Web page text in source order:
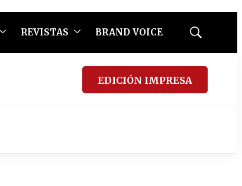
REVISTAS BRAND VOICE
Mostrar
EDICIÓN IMPRESA